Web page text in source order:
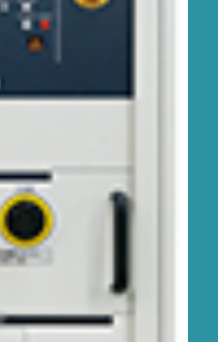
会社概要